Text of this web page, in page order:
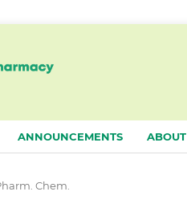
ANNOUNCEMENTS ABOUT
Chem.